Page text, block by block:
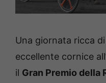
Una giornata ricca
eccellente cornice
il Gran Premio della